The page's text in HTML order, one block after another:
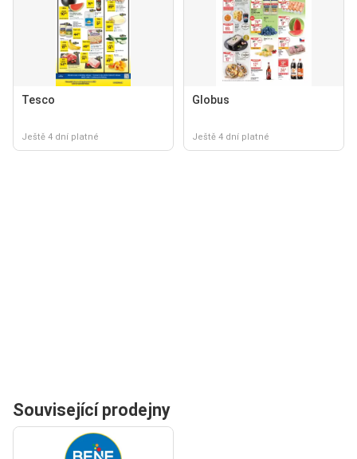
Tesco
Ještě 4 dní platné
Globus
Ještě 4 dní platné
Související prodejny